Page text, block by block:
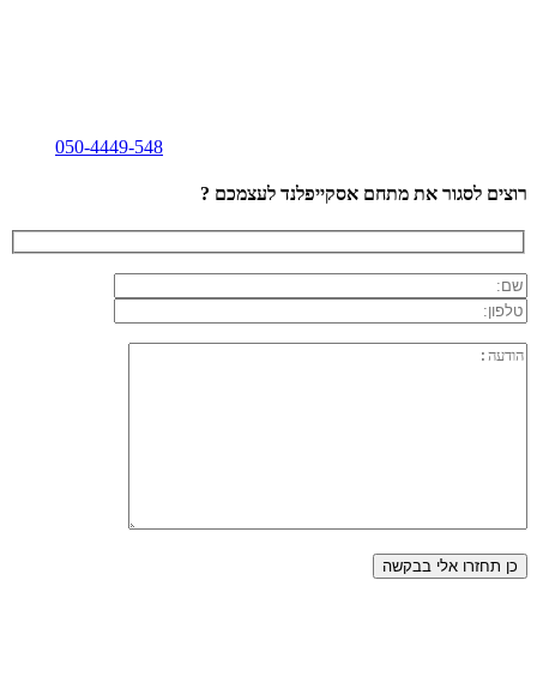
050-4449-548
רוצים לסגור את מתחם אסקייפלנד לעצמכם ?